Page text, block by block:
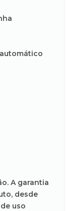
A garantia
desde
uso